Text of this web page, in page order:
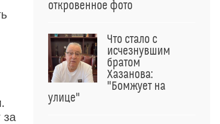
за
откровенное фото
Что стало с
исчезнувшим
братом
Хазанова:
"Бомжует на
улице"